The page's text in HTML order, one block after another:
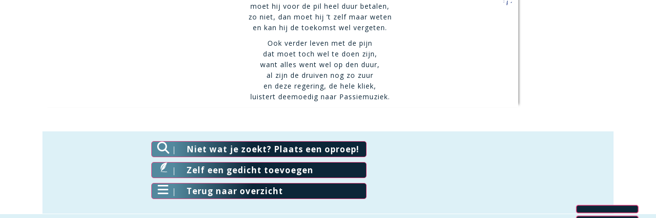
moet hij voor de pil heel duur betalen,
zo niet, dan moet hij ’t zelf maar weten
en kan hij de toekomst wel vergeten.
Ook verder leven met de pijn
dat moet toch wel te doen zijn,
want alles went wel op den duur,
al zijn de druiven nog zo zuur
en deze regering, de hele kliek,
luistert deemoedig naar Passiemuziek.
Niet wat je zoekt? Plaats een oproep!
Zelf een gedicht toevoegen
Terug naar overzicht